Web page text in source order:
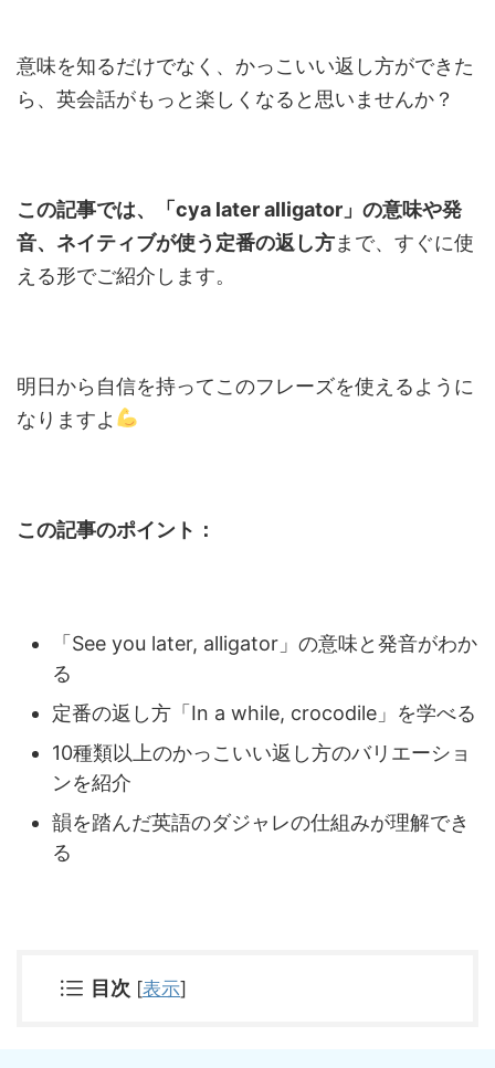
意味を知るだけでなく、かっこいい返し方ができた
ら、英会話がもっと楽しくなると思いませんか？
この記事では、「cya later alligator」の意味や発
音、ネイティブが使う定番の返し方まで、すぐに使
える形でご紹介します。
明日から自信を持ってこのフレーズを使えるように
なりますよ
この記事のポイント：
「See you later, alligator」の意味と発音がわか
る
定番の返し方「In a while, crocodile」を学べる
10種類以上のかっこいい返し方のバリエーショ
ンを紹介
韻を踏んだ英語のダジャレの仕組みが理解でき
る
目次 [表示]